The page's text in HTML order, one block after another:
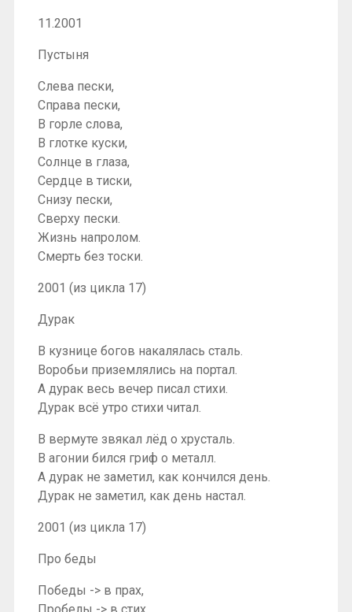
11.2001
Пустыня
Слева пески,
Справа пески,
В горле слова,
В глотке куски,
Солнце в глаза,
Сердце в тиски,
Снизу пески,
Сверху пески.
Жизнь напролом.
Смерть без тоски.
2001 (из цикла 17)
Дурак
В кузнице богов накалялась сталь.
Воробьи приземлялись на портал.
А дурак весь вечер писал стихи.
Дурак всё утро стихи читал.
В вермуте звякал лёд о хрусталь.
В агонии бился гриф о металл.
А дурак не заметил, как кончился день.
Дурак не заметил, как день настал.
2001 (из цикла 17)
Про беды
Победы -> в прах,